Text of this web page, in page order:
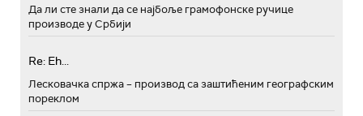
Да ли сте знали да се најбоље грамофонске ручице
производе у Србији
Re: Eh...
Лесковачка спржа – производ са заштићеним географским
пореклом